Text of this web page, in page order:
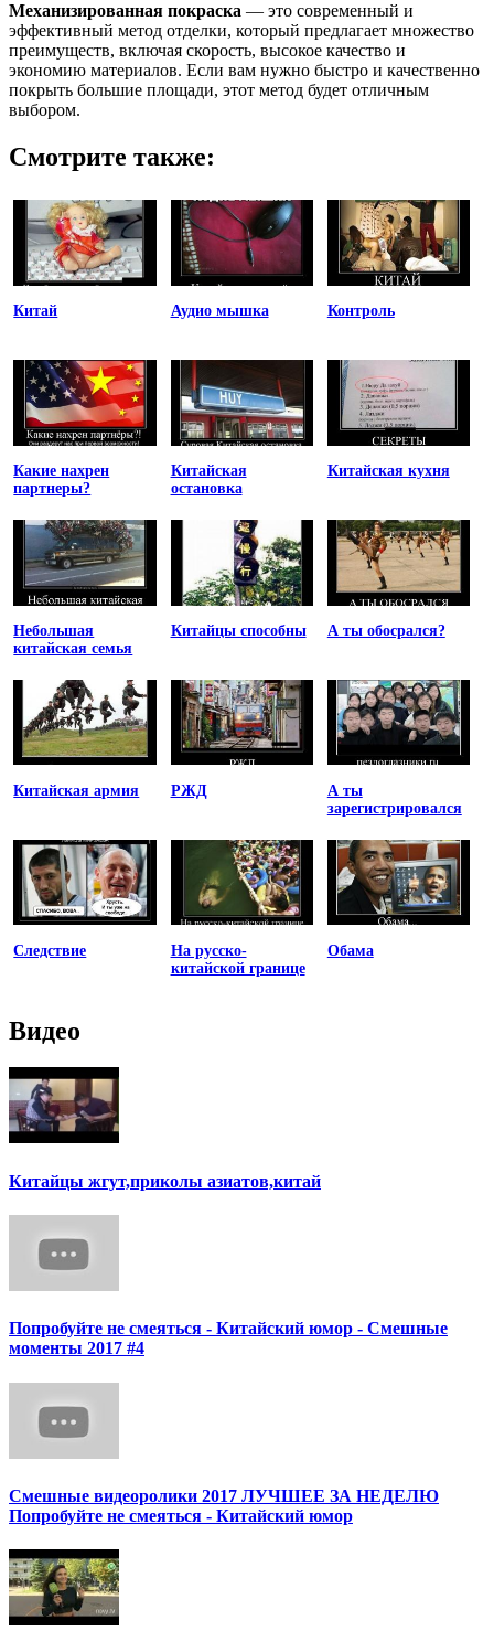
Механизированная покраска — это современный и
эффективный метод отделки, который предлагает множество
преимуществ, включая скорость, высокое качество и
экономию материалов. Если вам нужно быстро и качественно
покрыть большие площади, этот метод будет отличным
выбором.
Смотрите также:
Китай Аудио мышка Контроль
Какие нахрен
партнеры?
Китайская
остановка
Китайская кухня
Небольшая
китайская семья
Китайцы способны А ты обосрался?
Китайская армия РЖД
А ты
зарегистрировался
Следствие
На русско-
китайской границе
Обама
Видео
Китайцы жгут,приколы азиатов,китай
Попробуйте не смеяться - Китайский юмор - Смешные
моменты 2017 #4
Смешные видеоролики 2017 ЛУЧШЕЕ ЗА НЕДЕЛЮ
Попробуйте не смеяться - Китайский юмор